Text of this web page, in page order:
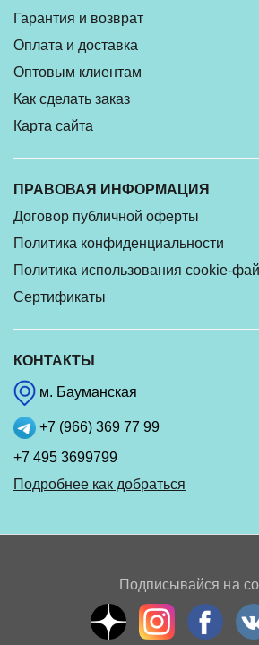
Гарантия и возврат
Оплата и доставка
Оптовым клиентам
Как сделать заказ
Карта сайта
ПРАВОВАЯ ИНФОРМАЦИЯ
Договор публичной оферты
Политика конфиденциальности
Политика использования cookie-
Сертификаты
КОНТАКТЫ
м. Бауманская
+7 (966) 369 77 99
+7 495 3699799
Подробнее как добраться
Подписывайся на